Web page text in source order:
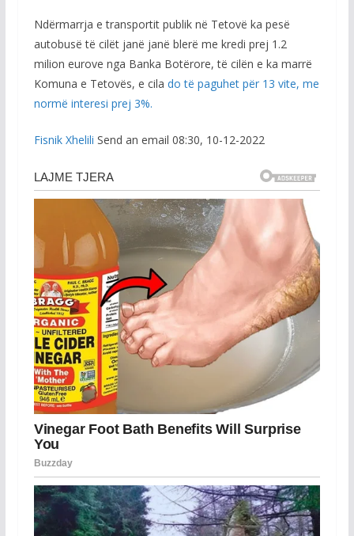
Ndërmarrja e transportit publik në Tetovë ka pesë
autobusë të cilët janë janë blerë me kredi prej 1.2
milion eurove nga Banka Botërore, të cilën e ka marrë
Komuna e Tetovës, e cila do të paguhet për 13 vite, me
normë interesi prej 3%.
Fisnik Xhelili Send an email 08:30, 10-12-2022